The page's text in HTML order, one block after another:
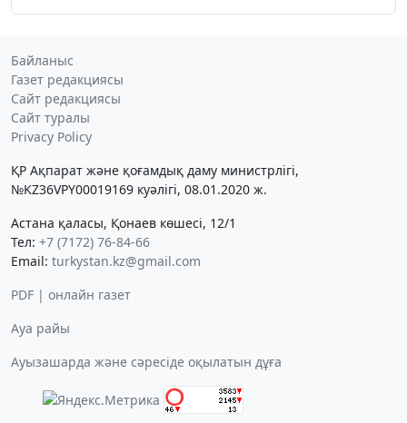
Байланыс
Газет редакциясы
Сайт редакциясы
Сайт туралы
Privacy Policy
ҚР Ақпарат және қоғамдық даму министрлігі,
№KZ36VPY00019169 куәлігі, 08.01.2020 ж.
Астана қаласы, Қонаев көшесі, 12/1
Тел: +7 (7172) 76-84-66
Email: turkystan.kz@gmail.com
PDF | онлайн газет
Ауа райы
Ауызашарда және сәресіде оқылатын дұға